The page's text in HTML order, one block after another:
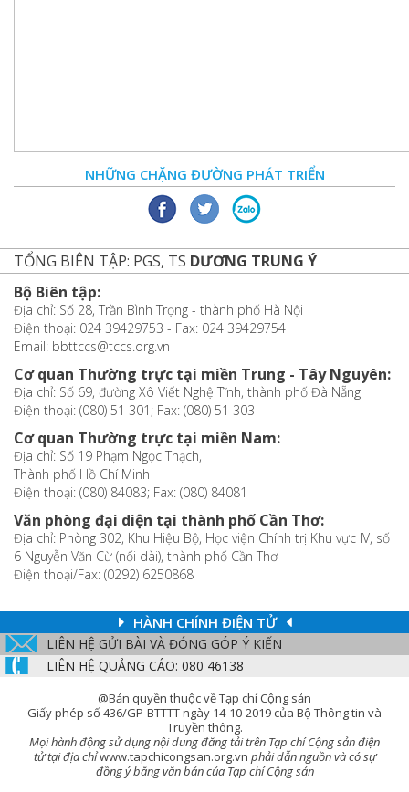
NHỮNG CHẶNG ĐƯỜNG PHÁT TRIỂN
TỔNG BIÊN TẬP: PGS, TS DƯƠNG TRUNG Ý
Bộ Biên tập:
Địa chỉ: Số 28, Trần Bình Trọng - thành phố Hà Nội
Điện thoại: 024 39429753 - Fax: 024 39429754
Email: bbttccs@tccs.org.vn
Cơ quan Thường trực tại miền Trung - Tây Nguyên:
Địa chỉ: Số 69, đường Xô Viết Nghệ Tĩnh, thành phố Đà Nẵng
Điện thoại: (080) 51 301; Fax: (080) 51 303
Cơ quan Thường trực tại miền Nam:
Địa chỉ: Số 19 Phạm Ngọc Thạch,
Thành phố Hồ Chí Minh
Điện thoại: (080) 84083; Fax: (080) 84081
Văn phòng đại diện tại thành phố Cần Thơ:
Địa chỉ: Phòng 302, Khu Hiệu Bộ, Học viện Chính trị Khu vực IV, số
6 Nguyễn Văn Cừ (nối dài), thành phố Cần Thơ
Điện thoại/Fax: (0292) 6250868
HÀNH CHÍNH ĐIỆN TỬ
LIÊN HỆ GỬI BÀI VÀ ĐÓNG GÓP Ý KIẾN
LIÊN HỆ QUẢNG CÁO: 080 46138
@Bản quyền thuộc về Tạp chí Cộng sản
Giấy phép số 436/GP-BTTTT ngày 14-10-2019 của Bộ Thông tin và
Truyền thông.
Mọi hành động sử dụng nội dung đăng tải trên Tạp chí Cộng sản điện
tử tại địa chỉwww.tapchicongsan.org.vn phải dẫn nguồn và có sự
đồng ý bằng văn bản của Tạp chí Cộng sản